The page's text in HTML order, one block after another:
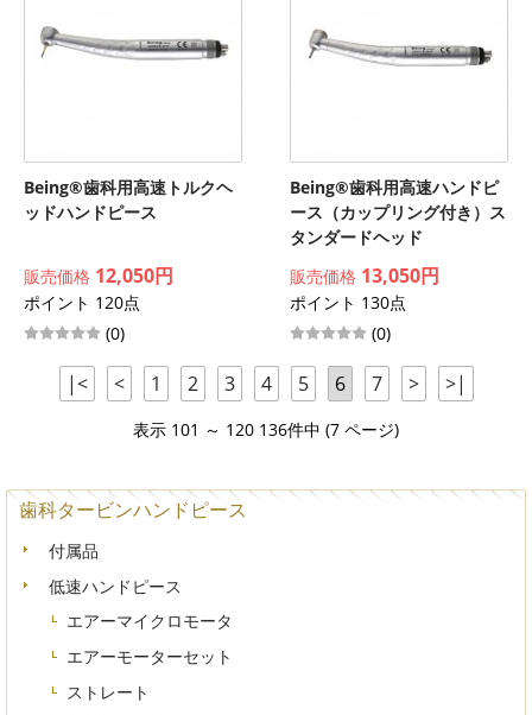
Being®歯科用高速トルクヘ
ッドハンドピース
販売価格 12,050円
ポイント 120点
(0)
Being®歯科用高速ハンドピ
ース（カップリング付き）ス
タンダードヘッド
販売価格 13,050円
ポイント 130点
(0)
|< < 1 2 3 4 5 6 7 > >|
表示 101 ～ 120 136件中 (7 ページ)
歯科タービンハンドピース
付属品
低速ハンドピース
エアーマイクロモータ
エアーモーターセット
ストレート